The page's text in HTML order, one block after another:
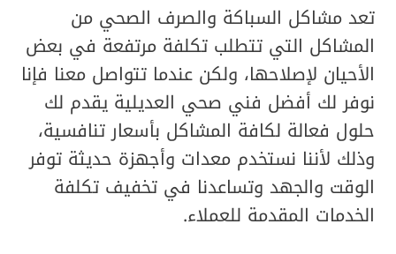
تعد مشاكل السباكة والصرف الصحي من
المشاكل التي تتطلب تكلفة مرتفعة في بعض
الأحيان لإصلاحها، ولكن عندما تتواصل معنا فإنا
نوفر لك أفضل فني صحي العديلية يقدم لك
حلول فعالة لكافة المشاكل بأسعار تنافسية،
وذلك لأننا نستخدم معدات وأجهزة حديثة توفر
الوقت والجهد وتساعدنا في تخفيف تكلفة
الخدمات المقدمة للعملاء.